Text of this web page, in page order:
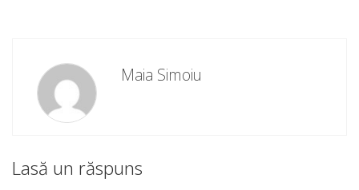
Maia Simoiu
Lasă un răspuns